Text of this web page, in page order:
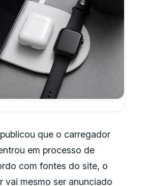
publicou que o carregador
em processo de
com fontes do site, o
vai mesmo ser anunciado